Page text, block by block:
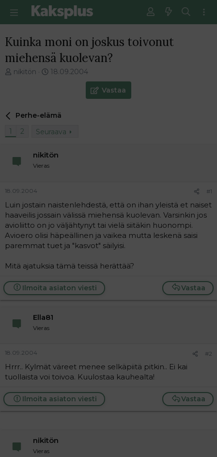
Kuinka moni on joskus toivonut
miehensä kuolevan?
V
e
u
l
o
i
t
t
a
j
nikitön
E
m
e
t
i
18.09.2004
Vastaa
Perhe-elämä
1
2 Seuraava
nikitön
Vieras
18.09.2004 #1
Luin jostain naistenlehdestä, että on ihan yleistä et naiset
haaveilis jossain välissä miehensä kuolevan. Varsinkin jos
avioliitto on jo väljähtynyt tai vielä siitäkin huonompi.
Avioero olisi häpeällinen ja vaikea mutta leskenä saisi
paremmat tuet ja "kasvot" säilyisi.
Mitä ajatuksia tämä teissä herättää?
Vastaa
Ilmoita asiaton viesti
Ella81
Vieras
18.09.2004 #2
Hrrr.. Kylmät väreet menee selkäpiitä pitkin.. Ei kai
tuollaista voi toivoa. Kuulostaa kauhealta!
Vastaa
Ilmoita asiaton viesti
nikitön
Vieras